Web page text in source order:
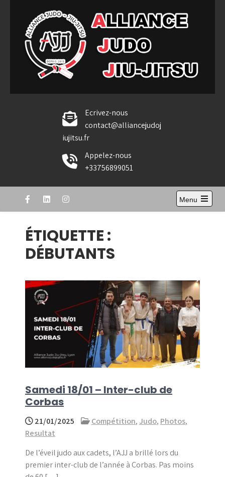
content
Alliance Judo Jiu-jitsu
Ecrivez-nous
contact@alliancejudoj
iujitsu.fr
Appelez-nous
+33756899051
Menu
Open
ÉTIQUETTE :
DÉBUTANTS
Samedi 18/01 – Inter-club de
Corbas
21/01/2025 Compétition, Judo, Photos,
Resultat
De l’éveil judo aux cadets, l’AJJ a brillé lors du
premier inter-club de l’année à Corbas. Pas moins